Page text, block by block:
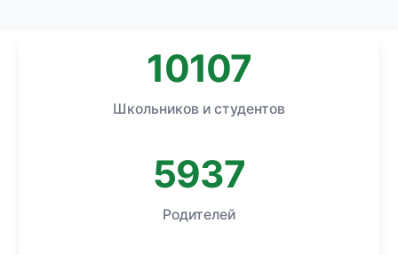
Школьников и студентов
10107
Родителей
5937